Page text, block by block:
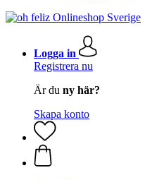
Logga in
Registrera nu
Är du ny här?
Skapa konto